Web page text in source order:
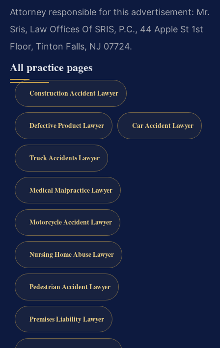
Attorney responsible for this advertisement: Mr.
Sris, Law Offices Of SRIS, P.C., 44 Apple St 1st
Floor, Tinton Falls, NJ 07724.
All practice pages
Construction Accident Lawyer
Defective Product Lawyer Car Accident Lawyer
Truck Accidents Lawyer
Medical Malpractice Lawyer
Motorcycle Accident Lawyer
Nursing Home Abuse Lawyer
Pedestrian Accident Lawyer
Premises Liability Lawyer